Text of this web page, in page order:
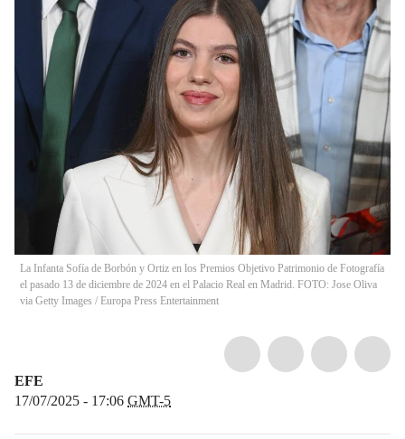
La Infanta Sofía de Borbón y Ortiz en los Premios Objetivo Patrimonio de Fotografía
el pasado 13 de diciembre de 2024 en el Palacio Real en Madrid. FOTO: Jose Oliva
via Getty Images / Europa Press Entertainment
EFE
17/07/2025 - 17:06 GMT-5